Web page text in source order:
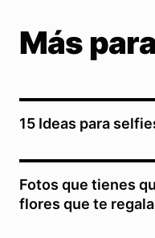
Más
15 Ideas para
Fotos que tienes
flores que te